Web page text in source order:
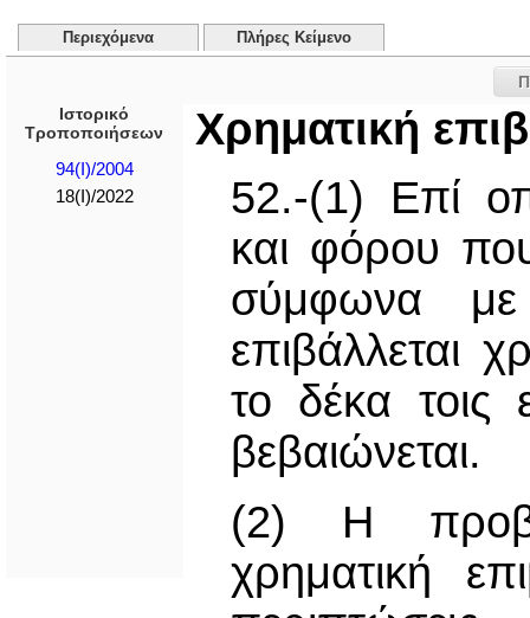
Περιεχόμενα Πλήρες Κείμενο
Ιστορικό
Τροποποιήσεων
94(I)/2004
18(I)/2022
Χρηματική
52.-(1) Επί
και φόρου
σύμφωνα με
επιβάλλεται
το δέκα
βεβαιώνεται.
(2) Η
χρηματική